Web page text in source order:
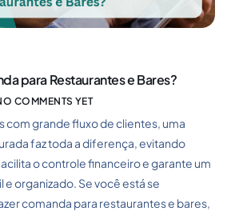
para Restaurantes e Bares?
COMMENTS YET
com grande fluxo de clientes, uma
faz toda a diferença, evitando
o controle financeiro e garante um
organizado. Se você está se
comanda para restaurantes e bares,